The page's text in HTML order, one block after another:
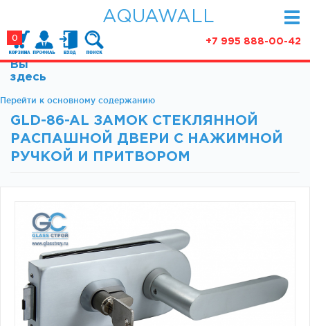
Перейти к основному содержанию
AQUAWALL
+7 995 888-00-42
0
КАТАЛОГ
Фурнитура для раздвижных дверей (закрытые
Фурнитура для раздвижных дверей (открытые
механизмы)
Фурнитура для маятниковых дверей
Замки и ответки
Зажимные профили
Фурнитура для межкомнатных дверей
Фурнитура для душевых ограждений (раздвижная
серия)
Фурнитура для душевых ограждений (распашная серия)
АКЦИИ
ПАРТНЕРСТВО
СТАТЬИ
Вы
здесь
GLD-86-AL ЗАМОК СТЕКЛЯННОЙ
РАСПАШНОЙ ДВЕРИ С НАЖИМНОЙ
РУЧКОЙ И ПРИТВОРОМ